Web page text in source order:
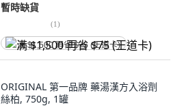
暫時缺貨
(1)
满 $1,500 再省 $75 (王道卡)
ORIGINAL 第一品牌 藥湯漢方入浴劑
絲柏, 750g, 1罐